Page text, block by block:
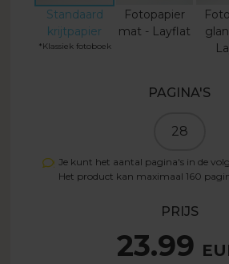
Standaard
krijtpapier
*Klassiek fotoboek
Fotopapier
mat - Layflat
PAGINA'S
28
Je kunt het aantal pagina's in de
Het product kan maximaal 160
PRIJS
23.99